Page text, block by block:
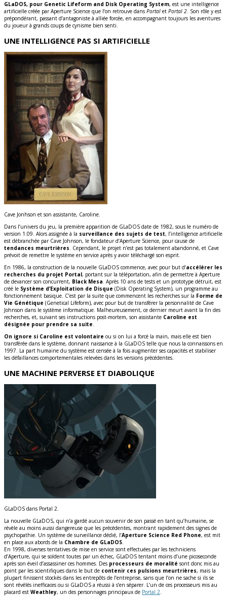
GLaDOS, pour Genetic Lifeform and Disk Operating System, est une intelligence
artificielle créée par Aperture Science que l’on retrouve dans Portal et Portal 2. Son rôle y est
prépondérant, passant d’antagoniste à alliée forcée, en accompagnant toujours les aventures
du joueur à grands coups de cynisme bien senti.
UNE INTELLIGENCE PAS SI ARTIFICIELLE
Cave Jonhson et son assistante, Caroline.
Dans l’univers du jeu, la première apparition de GLaDOS date de 1982, sous le numéro de
version 1.09. Alors assignée à la surveillance des sujets de test, l’intelligence artificielle
est débranchée par Cave Johnson, le fondateur d’Aperture Science, pour cause de
tendances meurtrières. Cependant, le projet n’est pas totalement abandonné, et Cave
prévoit de remettre le système en service après y avoir téléchargé son esprit.
En 1986, la construction de la nouvelle GLaDOS commence, avec pour but d’accélérer les
recherches du projet Portal, portant sur la téléportation, afin de permettre à Aperture
de devancer son concurrent, Black Mesa. Après 10 ans de tests et un prototype détruit, est
créé le Système d’Exploitation de Disque (Disk Operating System), un programme au
fonctionnement basique. C’est par la suite que commencent les recherches sur la Forme de
Vie Génétique (Genetical Lifeform), avec pour but de transférer la personnalité de Cave
Johnson dans le système informatique. Malheureusement, ce dernier meurt avant la fin des
recherches, et, suivant ses instructions post-mortem, son assistante Caroline est
désignée pour prendre sa suite.
On ignore si Caroline est volontaire ou si on lui a forcé la main, mais elle est bien
transférée dans le système, donnant naissance à la GLaDOS telle que nous la connaissons en
1997. La part humaine du système est censée à la fois augmenter ses capacités et stabiliser
les défaillances comportementales relevées dans les versions précédentes.
UNE MACHINE PERVERSE ET DIABOLIQUE
GLaDOS dans Portal 2.
La nouvelle GLaDOS, qui n’a gardé aucun souvenir de son passé en tant qu’humaine, se
révèle au moins aussi dangereuse que les précédentes, montrant rapidement des signes de
psychopathie. Un système de surveillance dédié, l’Aperture Science Red Phone, est mit
en place aux abords de la Chambre de GLaDOS.
En 1998, diverses tentatives de mise en service sont effectuées par les techniciens
d’Aperture, qui se soldent toutes par un échec, GLaDOS tentant moins d’une picoseconde
après son éveil d’assassiner ces hommes. Des processeurs de moralité sont donc mis au
point par les scientifiques dans le but de contenir ces pulsions meurtrières, mais la
plupart finissent stockés dans les entrepôts de l’entreprise, sans que l’on ne sache si ils se
sont révélés inefficaces ou si GLaDOS a réussi à s’en séparer. L’un de ces processeurs mis au
placard est Weathley, un des personnages principaux de Portal 2.